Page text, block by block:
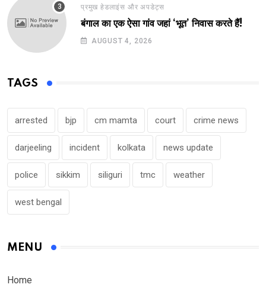
प्रमुख हेडलाइंस और अपडेट्स
बंगाल का एक ऐसा गांव जहां ‘भूत’ निवास करते हैं!
AUGUST 4, 2026
TAGS
arrested bjp cm mamta court crime news
darjeeling incident kolkata news update
police sikkim siliguri tmc weather
west bengal
MENU
Home